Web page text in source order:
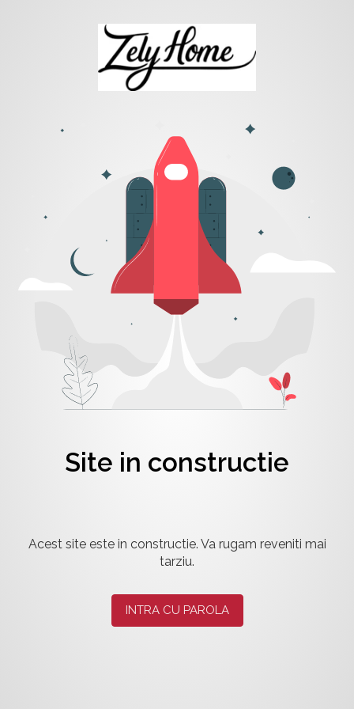
Site in constructie
Acest site este in constructie. Va rugam reveniti mai
tarziu.
INTRA CU PAROLA